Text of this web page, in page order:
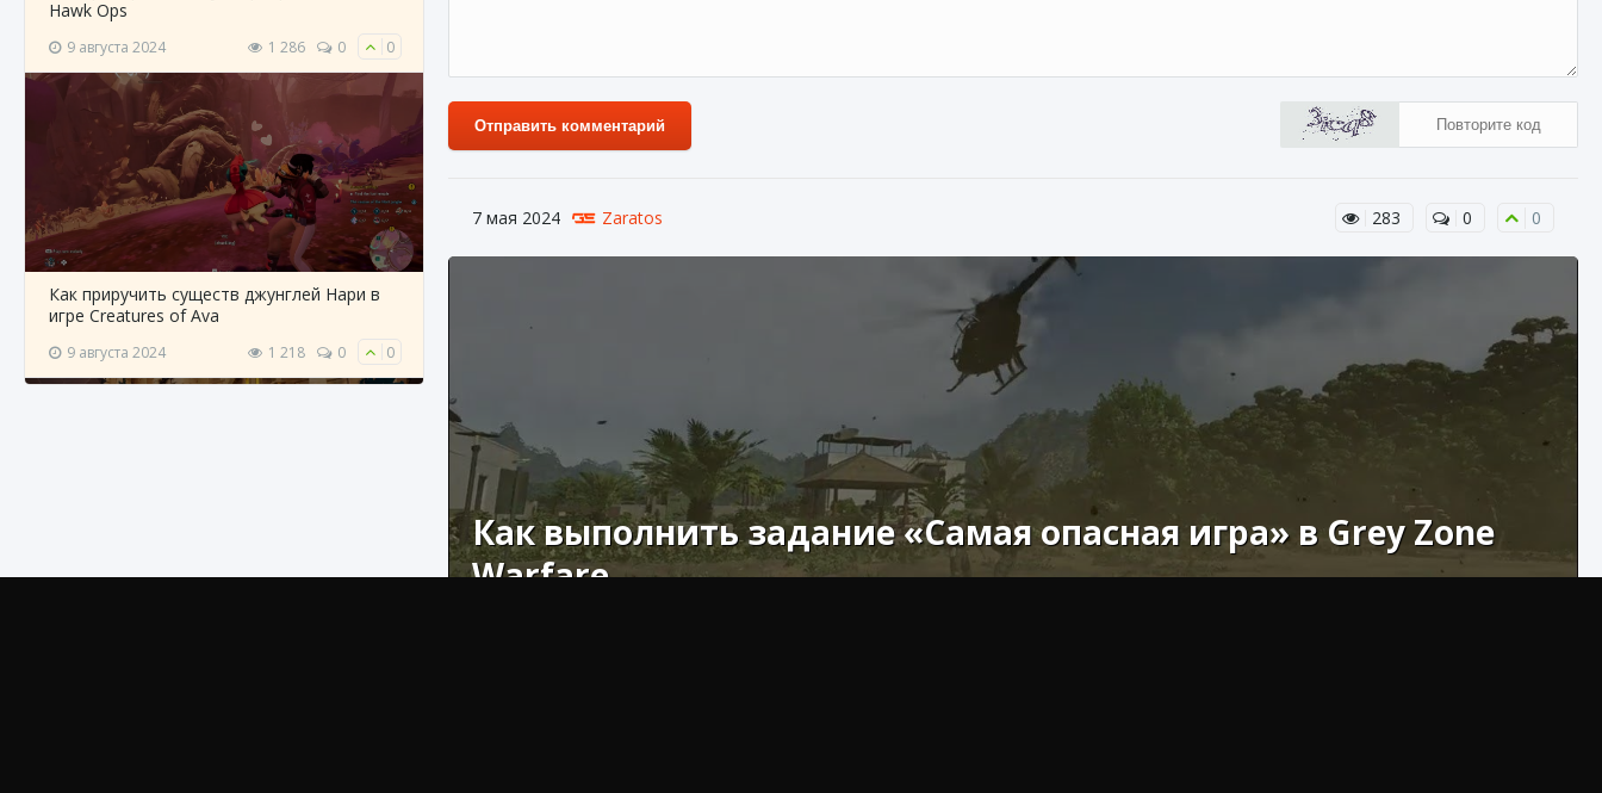
Hawk Ops
9 августа 2024 1 286 0 0
Как приручить существ джунглей Нари в
игре Creatures of Ava
9 августа 2024 1 218 0 0
Отправить комментарий
7 мая 2024 Zaratos 283 0 0
Как выполнить задание «Самая опасная игра» в Grey Zone
Warfare